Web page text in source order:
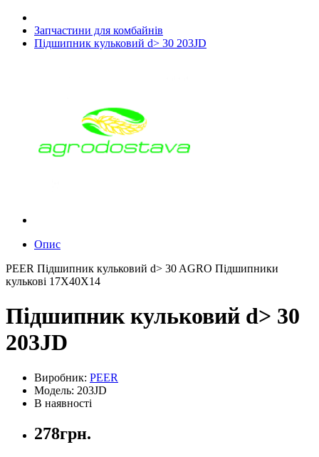
Запчастини для комбайнів
Підшипник кульковий d> 30 203JD
Опис
PEER Підшипник кульковий d> 30 AGRO Підшипники
кулькові 17X40X14
Підшипник кульковий d> 30
203JD
Виробник: PEER
Модель: 203JD
В наявності
278грн.